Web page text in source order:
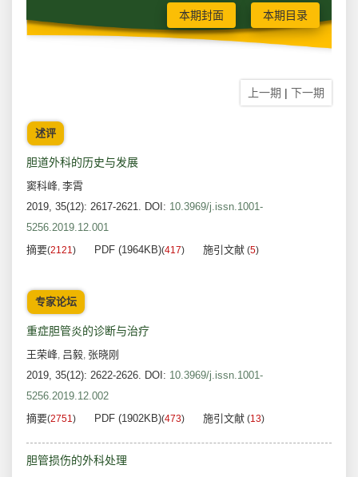
本期封面 本期目录
上一期 | 下一期
述评
胆道外科的历史与发展
窦科峰, 李霄
2019, 35(12): 2617-2621. DOI: 10.3969/j.issn.1001-
5256.2019.12.001
摘要(2121) PDF (1964KB)(417) 施引文献 (5)
专家论坛
重症胆管炎的诊断与治疗
王荣峰, 吕毅, 张晓刚
2019, 35(12): 2622-2626. DOI: 10.3969/j.issn.1001-
5256.2019.12.002
摘要(2751) PDF (1902KB)(473) 施引文献 (13)
胆管损伤的外科处理